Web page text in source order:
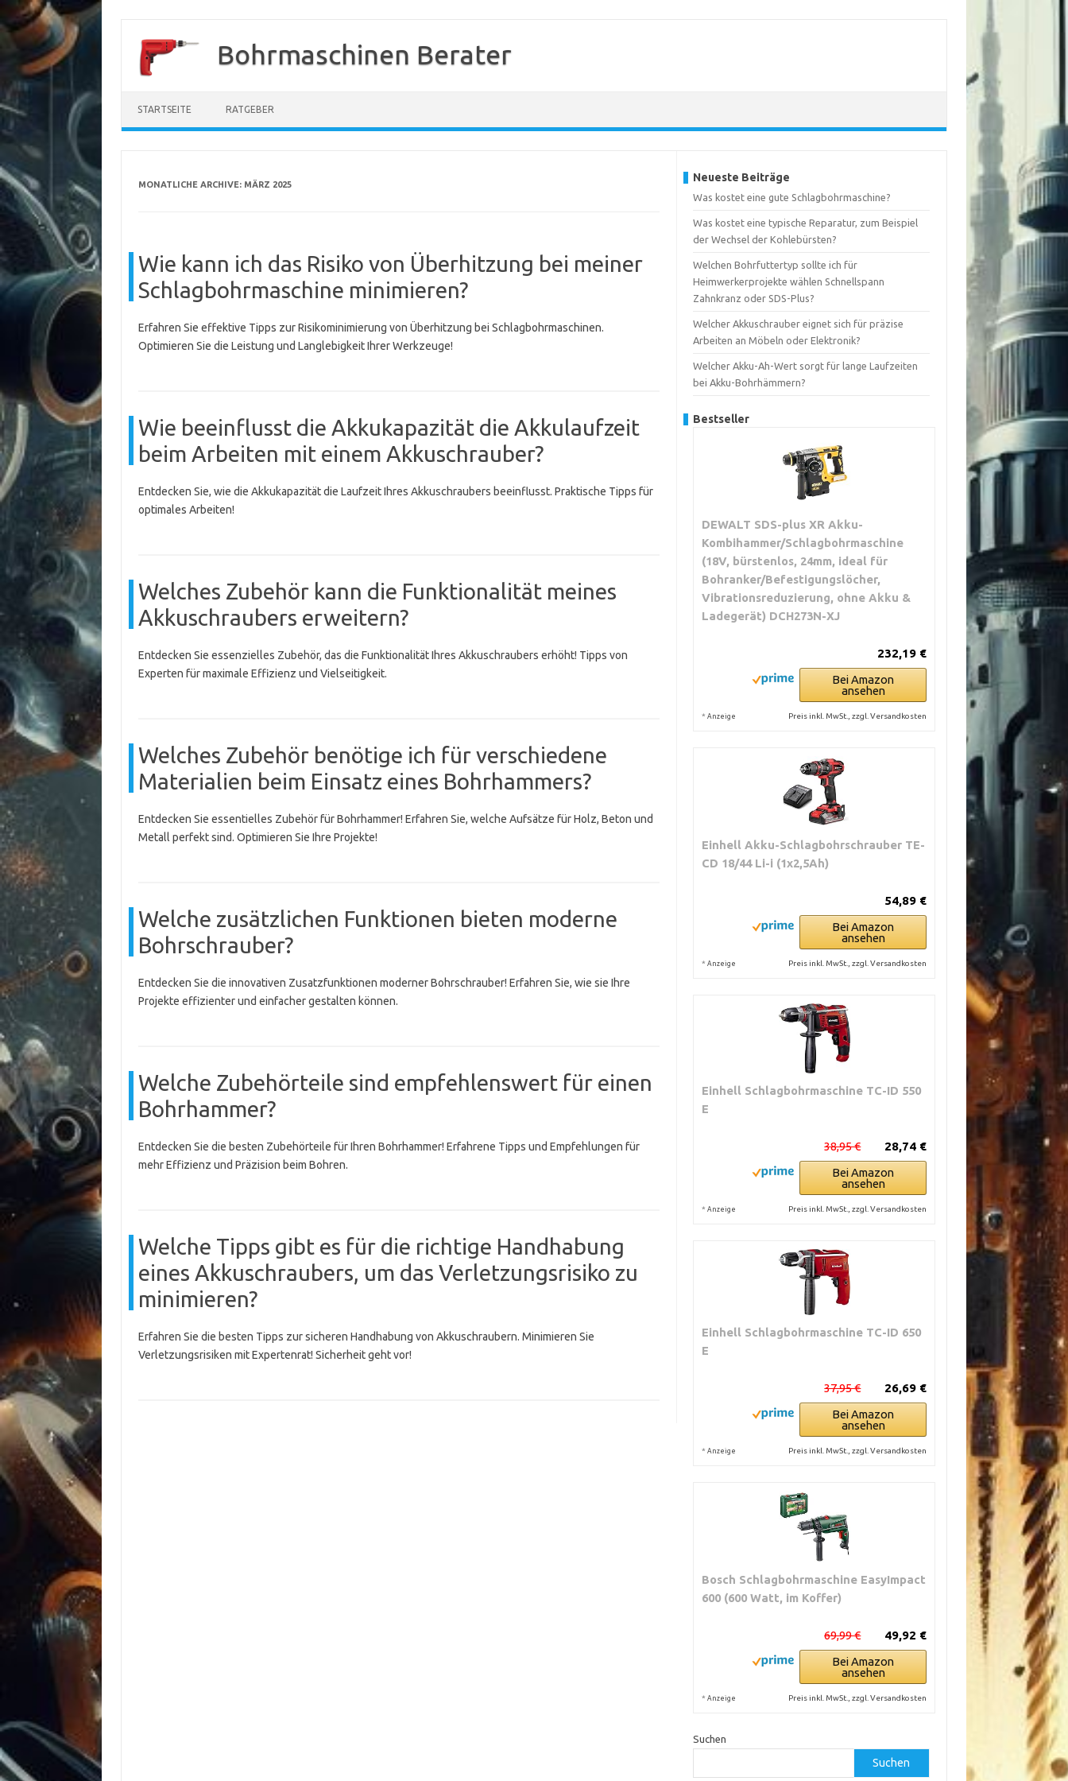
springen
Bohrmaschinen Berater
STARTSEITE RATGEBER
MONATLICHE ARCHIVE: MÄRZ 2025
Wie kann ich das Risiko von Überhitzung bei meiner
Schlagbohrmaschine minimieren?
Erfahren Sie effektive Tipps zur Risikominimierung von Überhitzung bei Schlagbohrmaschinen.
Optimieren Sie die Leistung und Langlebigkeit Ihrer Werkzeuge!
Wie beeinflusst die Akkukapazität die Akkulaufzeit
beim Arbeiten mit einem Akkuschrauber?
Entdecken Sie, wie die Akkukapazität die Laufzeit Ihres Akkuschraubers beeinflusst. Praktische Tipps für
optimales Arbeiten!
Welches Zubehör kann die Funktionalität meines
Akkuschraubers erweitern?
Entdecken Sie essenzielles Zubehör, das die Funktionalität Ihres Akkuschraubers erhöht! Tipps von
Experten für maximale Effizienz und Vielseitigkeit.
Welches Zubehör benötige ich für verschiedene
Materialien beim Einsatz eines Bohrhammers?
Entdecken Sie essentielles Zubehör für Bohrhammer! Erfahren Sie, welche Aufsätze für Holz, Beton und
Metall perfekt sind. Optimieren Sie Ihre Projekte!
Welche zusätzlichen Funktionen bieten moderne
Bohrschrauber?
Entdecken Sie die innovativen Zusatzfunktionen moderner Bohrschrauber! Erfahren Sie, wie sie Ihre
Projekte effizienter und einfacher gestalten können.
Welche Zubehörteile sind empfehlenswert für einen
Bohrhammer?
Entdecken Sie die besten Zubehörteile für Ihren Bohrhammer! Erfahrene Tipps und Empfehlungen für
mehr Effizienz und Präzision beim Bohren.
Welche Tipps gibt es für die richtige Handhabung
eines Akkuschraubers, um das Verletzungsrisiko zu
minimieren?
Erfahren Sie die besten Tipps zur sicheren Handhabung von Akkuschraubern. Minimieren Sie
Verletzungsrisiken mit Expertenrat! Sicherheit geht vor!
Neueste Beiträge
Was kostet eine gute Schlagbohrmaschine?
Was kostet eine typische Reparatur, zum Beispiel
der Wechsel der Kohlebürsten?
Welchen Bohrfuttertyp sollte ich für
Heimwerkerprojekte wählen Schnellspann
Zahnkranz oder SDS-Plus?
Welcher Akkuschrauber eignet sich für präzise
Arbeiten an Möbeln oder Elektronik?
Welcher Akku-Ah-Wert sorgt für lange Laufzeiten
bei Akku-Bohrhämmern?
Bestseller
DEWALT SDS-plus XR Akku-
Kombihammer/Schlagbohrmaschine
(18V, bürstenlos, 24mm, ideal für
Bohranker/Befestigungslöcher,
Vibrationsreduzierung, ohne Akku &
Ladegerät) DCH273N-XJ
232,19 €
Bei Amazon
ansehen
* Anzeige Preis inkl. MwSt., zzgl. Versandkosten
Einhell Akku-Schlagbohrschrauber TE-
CD 18/44 Li-i (1x2,5Ah)
54,89 €
Bei Amazon
ansehen
* Anzeige Preis inkl. MwSt., zzgl. Versandkosten
Einhell Schlagbohrmaschine TC-ID 550
E
28,74 €
38,95 €
Bei Amazon
ansehen
* Anzeige Preis inkl. MwSt., zzgl. Versandkosten
Einhell Schlagbohrmaschine TC-ID 650
E
26,69 €
37,95 €
Bei Amazon
ansehen
* Anzeige Preis inkl. MwSt., zzgl. Versandkosten
Bosch Schlagbohrmaschine EasyImpact
600 (600 Watt, im Koffer)
49,92 €
69,99 €
Bei Amazon
ansehen
* Anzeige Preis inkl. MwSt., zzgl. Versandkosten
Suchen
Suchen